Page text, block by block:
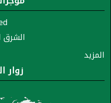
الشرق
المزيد
زوار